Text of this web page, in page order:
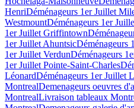
HenriDéménageurs 1er Juillet
WestmountDéménageurs 1er
1er Juillet Griffintown
1er Juillet AhuntsicDéménageurs
1er Juillet VerdunDéménageurs
1er Juillet Pointe-Saint-Charles
LéonardDéménageurs 1er Juillet
MontrealDemenageurs oeuvres
MontrealLivraison tableaux